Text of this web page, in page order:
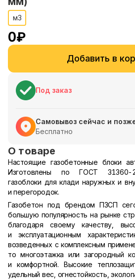
м3
0₽
Добавить в
Под заказ
Самовывоз сейчас и
Бесплатно
О товаре
Настоящие газобетонные блоки
Изготовлены по ГОСТ 31360-
газоблоки для клади наружных и
и перегородок.
Газобетон под брендом ПЗСП
большую популярность на рынке
благодаря своему качеству,
и эксплуатационным
возведенных с комплексным
то многоэтажка или загородный
и комфортной. Высокие
удельный вес, огнестойкость,